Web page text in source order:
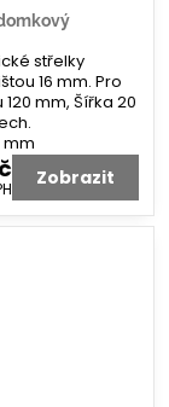
střelky
16 mm. Pro
mm, Šířka 20
Zobrazit